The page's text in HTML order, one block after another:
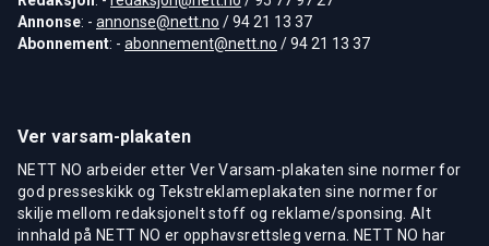
Annonse: - annonse@nett.no / 94 21 13 37
Abonnement: - abonnement@nett.no / 94 21 13 37
Ver varsam-plakaten
NETT NO arbeider etter Ver Varsam-plakaten sine normer for
god presseskikk og Tekstreklameplakaten sine normer for
skilje mellom redaksjonelt stoff og reklame/sponsing. Alt
innhald på NETT NO er opphavsrettsleg verna. NETT NO har